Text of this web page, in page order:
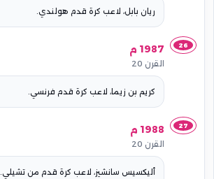
ريان بابل، لاعب كرة قدم هولندي.
26 1987 م
القرن 20
كريم بن زيما، لاعب كرة قدم فرنسي.
27 1988 م
القرن 20
أليكسيس سانشيز، لاعب كرة قدم من تشيلي.